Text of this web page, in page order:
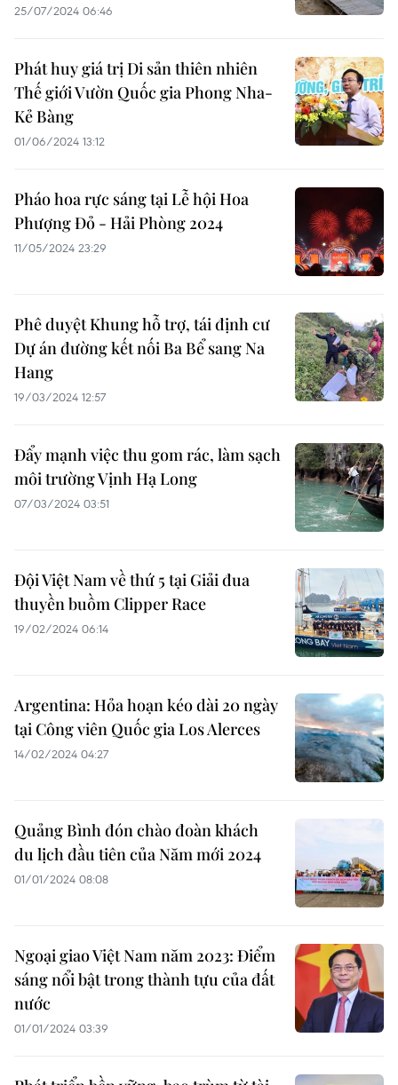
25/07/2024 06:46
Phát huy giá trị Di sản thiên nhiên
Thế giới Vườn Quốc gia Phong Nha-
Kẻ Bàng
01/06/2024 13:12
Pháo hoa rực sáng tại Lễ hội Hoa
Phượng Đỏ - Hải Phòng 2024
11/05/2024 23:29
Phê duyệt Khung hỗ trợ, tái định cư
Dự án đường kết nối Ba Bể sang Na
Hang
19/03/2024 12:57
Đẩy mạnh việc thu gom rác, làm sạch
môi trường Vịnh Hạ Long
07/03/2024 03:51
Đội Việt Nam về thứ 5 tại Giải đua
thuyền buồm Clipper Race
19/02/2024 06:14
Argentina: Hỏa hoạn kéo dài 20 ngày
tại Công viên Quốc gia Los Alerces
14/02/2024 04:27
Quảng Bình đón chào đoàn khách
du lịch đầu tiên của Năm mới 2024
01/01/2024 08:08
Ngoại giao Việt Nam năm 2023: Điểm
sáng nổi bật trong thành tựu của đất
nước
01/01/2024 03:39